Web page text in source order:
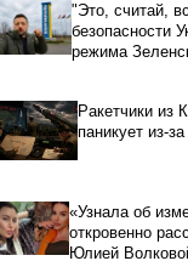
"Это, считай,
безопасности
режима
Ракетчики из
паникует из-
«Узнала об
откровенно
Юлией